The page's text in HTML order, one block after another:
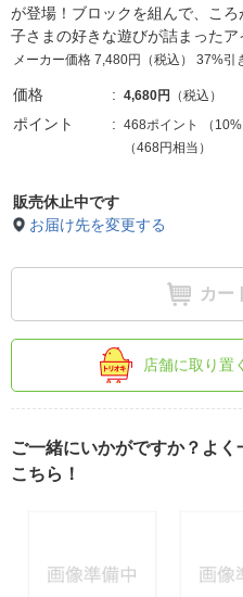
が登場！ブロックを組んで、こ
子さまの好きな遊びが詰まった
メーカー価格 7,480円（税込） 37%引
価格 4,680円 （税込）
ポイント 468ポイント （ 10%
（468円相当）
販売休止中です
お届け先を変更する
カー
店舗に取り置
ご一緒にいかがですか？よ
こちら！